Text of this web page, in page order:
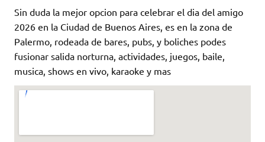
Sin duda la mejor opcion para celebrar el dia del amigo
2026 en la Ciudad de Buenos Aires, es en la zona de
Palermo, rodeada de bares, pubs, y boliches podes
fusionar salida norturna, actividades, juegos, baile,
musica, shows en vivo, karaoke y mas